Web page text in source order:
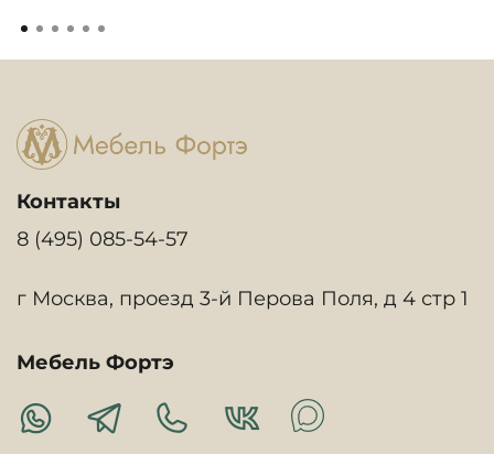
Контакты
8 (495) 085-54-57
г Москва, проезд 3-й Перова Поля, д 4 стр 1
Мебель Фортэ